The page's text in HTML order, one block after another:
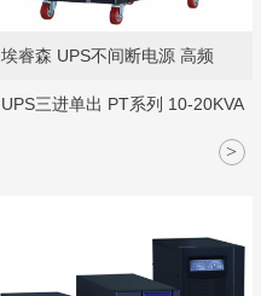
埃睿森 UPS不间断电源 高频
UPS三进单出 PT系列 10-20KVA
>